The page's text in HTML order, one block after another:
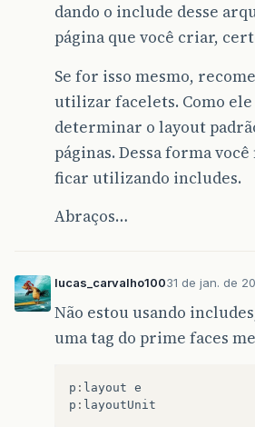
dando o include desse
página que você criar,
Se for isso mesmo,
utilizar facelets. Como ele
determinar o layout
páginas. Dessa forma
ficar utilizando includes.
Abraços…
lucas_carvalho10031 de jan. de
Não estou usando
uma tag do prime faces
p : layout e
p : layoutUnit